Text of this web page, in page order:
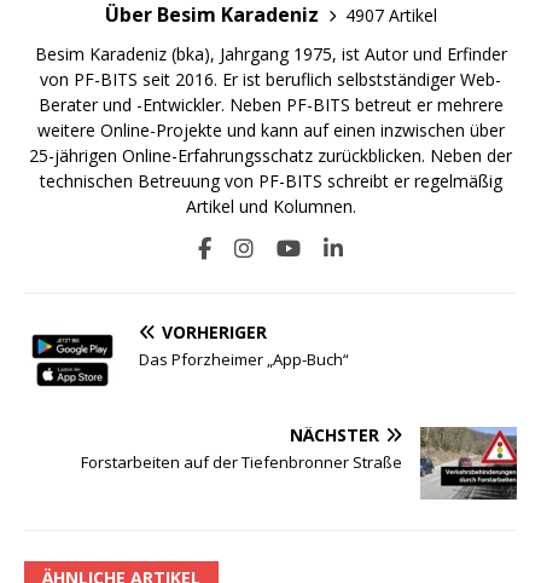
Über Besim Karadeniz
4907 Artikel
Besim Karadeniz (bka), Jahrgang 1975, ist Autor und Erfinder
von PF-BITS seit 2016. Er ist beruflich selbstständiger Web-
Berater und -Entwickler. Neben PF-BITS betreut er mehrere
weitere Online-Projekte und kann auf einen inzwischen über
25-jährigen Online-Erfahrungsschatz zurückblicken. Neben der
technischen Betreuung von PF-BITS schreibt er regelmäßig
Artikel und Kolumnen.
VORHERIGER
Das Pforzheimer „App-Buch“
NÄCHSTER
Forstarbeiten auf der Tiefenbronner Straße
ÄHNLICHE ARTIKEL